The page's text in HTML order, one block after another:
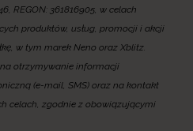
REGON: 361816905, w celach
produktów, usług, promocji i akcji
w tym marek Neno oraz Xblitz.
otrzymywanie informacji
(e-mail, SMS) oraz na kontakt
celach, zgodnie z obowiązującymi